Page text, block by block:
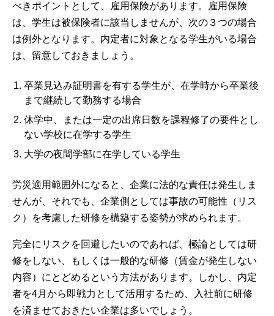
べきポイントとして、雇用保険があります。雇用保険
は、学生は被保険者に該当しませんが、次の３つの場合
は例外となります。内定者に対象となる学生がいる場合
は、留意しておきましょう。
卒業見込み証明書を有する学生が、在学時から卒業後
まで継続して勤務する場合
休学中、または一定の出席日数を課程修了の要件とし
ない学校に在学する学生
大学の夜間学部に在学している学生
労災適用範囲外になると、企業に法的な責任は発生しま
せんが、それでも、企業側としては事故の可能性（リス
ク）を考慮した研修を構築する姿勢が求められます。
完全にリスクを回避したいのであれば、極論としては研
修をしない、もしくは一般的な研修（賃金が発生しない
内容）にとどめるという方法があります。しかし、内定
者を4月から即戦力として活用するため、入社前に研修
を済ませておきたい企業は多いでしょう。